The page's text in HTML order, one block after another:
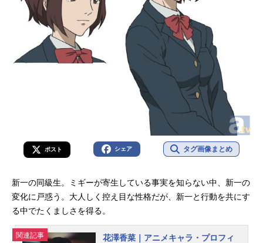
ポスト シェア タグ画像まとめ
新一の同級生。ミギーが寄生している事実を知らない中、新一の
変化に戸惑う。大人しく控え目な性格だが、新一と行動を共にす
る中でたくましさを得る。
関連記事
花澤香菜｜アニメキャラ・プロフィ